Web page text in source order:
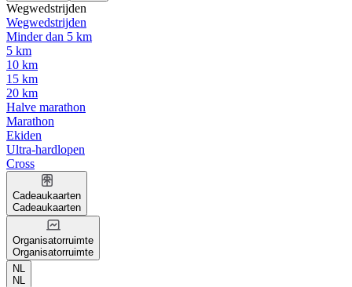
Wegwedstrijden
Wegwedstrijden
Minder dan 5 km
5 km
10 km
15 km
20 km
Halve marathon
Marathon
Ekiden
Ultra-hardlopen
Cross
Cadeaukaarten
Cadeaukaarten
Organisatorruimte
Organisatorruimte
NL
NL